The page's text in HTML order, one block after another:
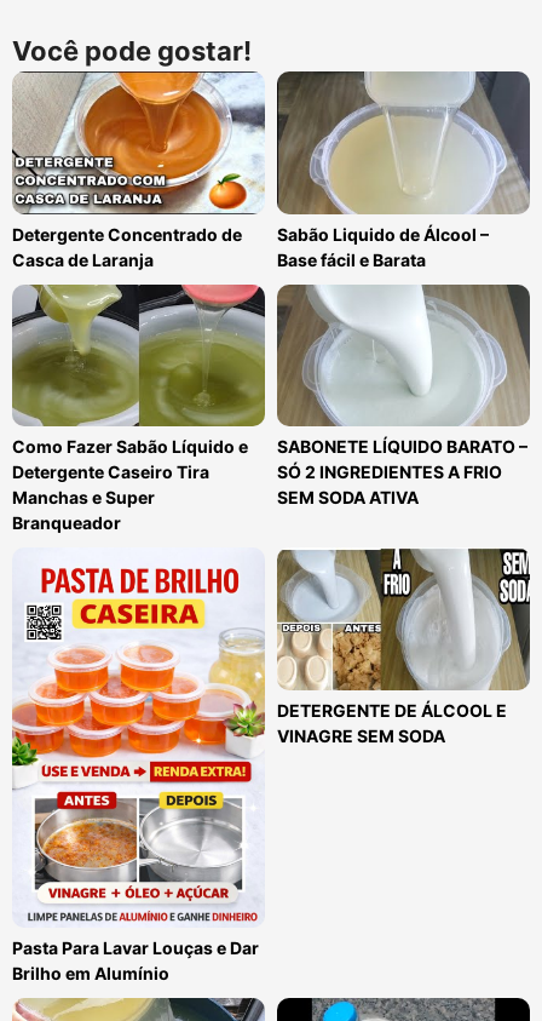
Você pode gostar!
Detergente Concentrado de
Casca de Laranja
Sabão Liquido de Álcool –
Base fácil e Barata
Como Fazer Sabão Líquido e
Detergente Caseiro Tira
Manchas e Super
Branqueador
SABONETE LÍQUIDO BARATO –
SÓ 2 INGREDIENTES A FRIO
SEM SODA ATIVA
Pasta Para Lavar Louças e Dar
Brilho em Alumínio
DETERGENTE DE ÁLCOOL E
VINAGRE SEM SODA